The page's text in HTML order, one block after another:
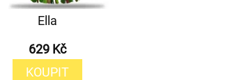
Ella
629 Kč
KOUPIT